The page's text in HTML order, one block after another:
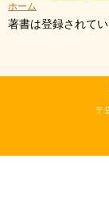
ホーム
著書は登録されてい
〒